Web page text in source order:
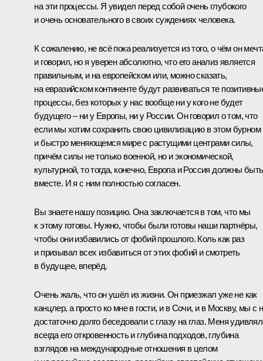
на эти процессы. Я увидел перед собой очень глубокого
и очень основательного в своих суждениях человека.
К сожалению, не всё пока реализуется из того, о чём он
и говорил, но я уверен абсолютно, что его анализ является
правильным, и на европейском или, можно сказать,
на евразийском континенте будут развиваться те
процессы, без которых у нас вообще ни у кого не будет
будущего – ни у Европы, ни у России. Он говорил о том, что
если мы хотим сохранить свою цивилизацию в этом бурном
и быстро меняющемся мире с растущими центрами силы,
причём силы не только военной, но и экономической,
культурной, то тогда, конечно, Европа и Россия должны быть
вместе. И я с ним полностью согласен.
Вы знаете нашу позицию. Она заключается в том, что мы
к этому готовы. Нужно, чтобы были готовы наши партнёры,
чтобы они избавились от фобий прошлого. Коль как раз
и призывал всех избавиться от этих фобий и смотреть
в будущее, вперёд.
Очень жаль, что он ушёл из жизни. Он приезжал уже не как
канцлер, а просто ко мне в гости, и в Сочи, и в Москву, мы с
достаточно долго беседовали с глазу на глаз. Меня
всегда его откровенность и глубина подходов, глубина
взглядов на международные отношения в целом